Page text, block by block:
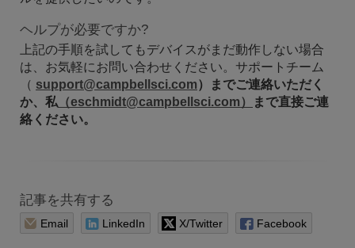
ヘルプが必要ですか?
上記の手順を試してもデバイスがまだ動作しない場合
は、お気軽にお問い合わせください。サポートチーム
（ support@campbellsci.com）までご連絡いただく
か、私 （eschmidt@campbellsci.com）
まで直接ご連
絡ください。
記事を共有する
Email LinkedIn X/Twitter Facebook